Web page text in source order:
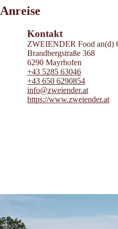
Anreise
Leaflet ©
OpenStreetMap contributors 2026
Kontakt
ZWEIENDER Food an(d)
Brandbergstraße 368
6290 Mayrhofen
+43 5285 63046
+43 650 6290854
info@zweiender.at
https://www.zweiender.at